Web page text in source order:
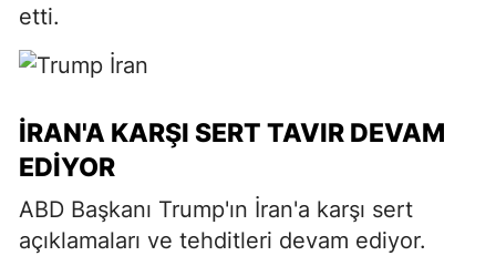
etti.
İRAN'A KARŞI SERT TAVIR DEVAM
EDIYOR
ABD Başkanı Trump'ın İran'a karşı sert
açıklamaları ve tehditleri devam ediyor.